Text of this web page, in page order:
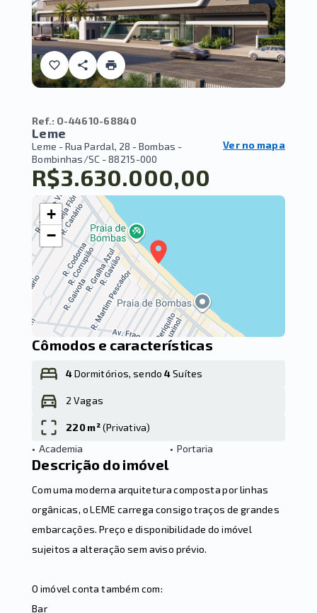
Ref.: O-44610-68840
Leme
Leme -Rua Pardal, 28 - Bombas -
Bombinhas/SC - 88215-000
Ver no mapa
R$3.630.000,00
+
−
Cômodos e características
4Dormitórios, sendo4Suítes
2 Vagas
220 m²(Privativa)
• Academia • Portaria
Descrição do imóvel
Com uma moderna arquitetura composta por linhas
orgânicas, o LEME carrega consigo traços de grandes
embarcações. Preço e disponibilidade do imóvel
sujeitos a alteração sem aviso prévio.
O imóvel conta também com:
Bar